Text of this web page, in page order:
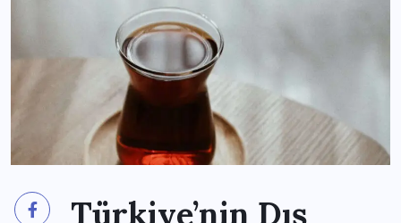
Türkiye’nin Dış